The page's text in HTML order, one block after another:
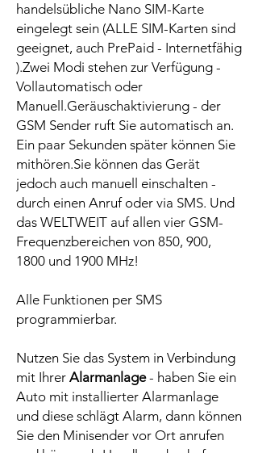
handelsübliche Nano SIM-Karte
eingelegt sein (ALLE SIM-Karten sind
geeignet, auch PrePaid - Internetfähig
).Zwei Modi stehen zur Verfügung -
Vollautomatisch oder
Manuell.Geräuschaktivierung - der
GSM Sender ruft Sie automatisch an.
Ein paar Sekunden später können Sie
mithören.Sie können das Gerät
jedoch auch manuell einschalten -
durch einen Anruf oder via SMS. Und
das WELTWEIT auf allen vier GSM-
Frequenzbereichen von 850, 900,
1800 und 1900 MHz!
Alle Funktionen per SMS
programmierbar.
Nutzen Sie das System in Verbindung
mit Ihrer Alarmanlage- haben Sie ein
Auto mit installierter Alarmanlage
und diese schlägt Alarm, dann können
Sie den Minisender vor Ort anrufen